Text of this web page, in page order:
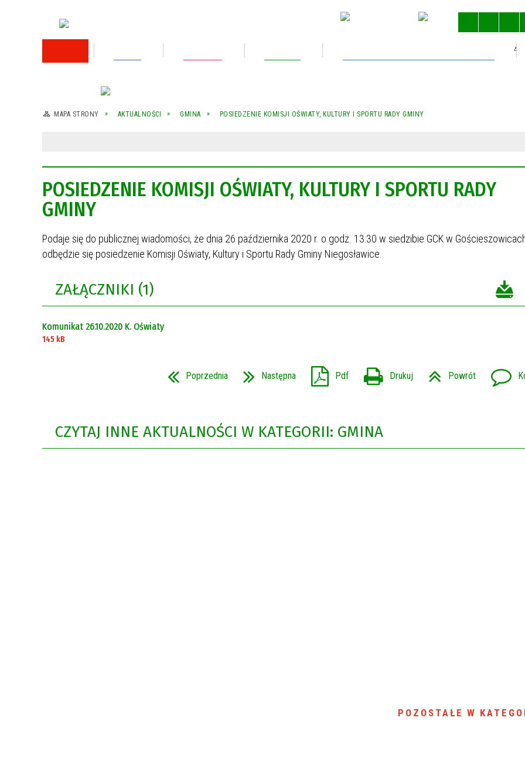
STRONA
Rok 2025
Wykaz nieruchomości przeznaczonej do
sprzedaży
Rok 2022
Rok 2021
Rok 2020
MAPA STRONY AKTUALNOŚCI GMINA POSIEDZENIE KOMISJI OŚWIATY, KULTURY I SPORTU RADY GMINY
POSIEDZENIE KOMISJI OŚWIATY, KULTURY I SPORTU RADY
GMINY
Podaje się do publicznej wiadomości, że dnia 26 października 2020 r. o godz. 13:30 w siedzibie GCK w
odbędzie się posiedzenie Komisji Oświaty, Kultury i Sportu Rady Gminy Niegosławice.
ZAŁĄCZNIKI (1)
Komunikat 26.10.2020 K. Oświaty
145 kB
Poprzednia Następna Pdf Drukuj Powrót
CZYTAJ INNE AKTUALNOŚCI W KATEGORII: GMINA
POZOSTAŁE W